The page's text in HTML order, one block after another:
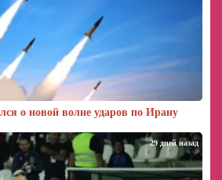
о новой волне ударов по Ирану
29 дней назад